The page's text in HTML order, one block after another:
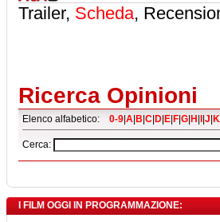
Trailer, Scheda,
Ricerca Opinioni
Elenco alfabetico: 0-9 A B C D E F G H J K
Cerca:
I FILM OGGI IN PROGRAMMAZIONE: